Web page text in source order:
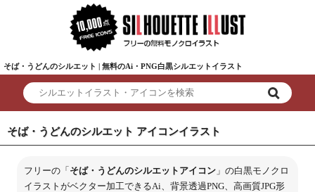
そば・うどんのシルエット | 無料のAi・PNG白黒シルエットイラスト
そば・うどんのシルエット アイコンイラスト
フリーの「 そば・うどんのシルエットアイコン」の白黒モノクロ
イラストがベクター加工できるAi、背景透過PNG、高画質JPG形